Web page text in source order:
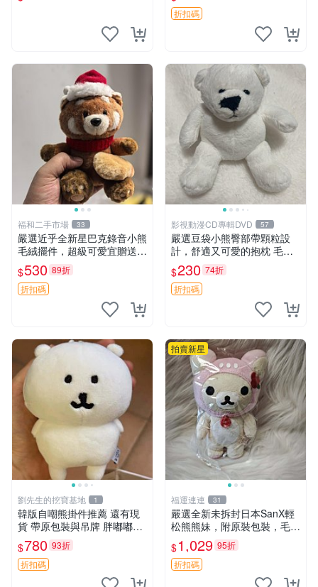
松
折扣碼
福和二手市場 33
嚴選近乎全新星巴克錄音小熊
毛絨擺件，超級可愛宜贈送掛
飾 錄音小熊 毛絨擺件 贈品
$530 89折
折扣碼
影視動漫CD專輯DVD 57
嚴選豆袋小熊臀部帶顆粒設
計，舒適又可愛的抱枕 毛絨
抱枕、臀部按摩、坐墊
$230 74折
折扣碼
劉先生的挖寶基地 1
韓版自嘲熊掛件推薦 還有現
貨 帶原包裝與吊牌 胖嘟嘟超
可愛 毛絨手感佳 小熊掛件 自
嘲抱枕 小熊抱枕
$780 93折
折扣碼
拍賣新星
福運連連 31
嚴選全新未拆封日本SanX輕
松熊熊妹，附原裝包裝，毛絨
質地極佳，細膩可愛，推薦收
藏兼送禮，適合女性好友或家
人，限量釋出。鬆熊、熊玩
$1,029 95折
折扣碼